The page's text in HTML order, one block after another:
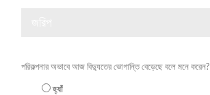
পরিকল্পনার অভাবে আজ বিদ্যুতের ভোগান্তি বেড়েছে বলে মনে করেন?
হ্যাঁ